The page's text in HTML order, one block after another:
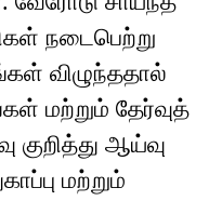
நடைபெற்று
விழுந்ததால்
மற்றும் தேர்வுத்
குறித்து ஆய்வு
மற்றும்